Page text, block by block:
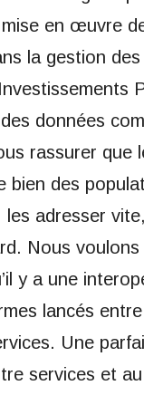
en œuvre
la gestion
données
rassurer que
bien des
les adresser
Nous voulons
y a une
lancés
Une
services et